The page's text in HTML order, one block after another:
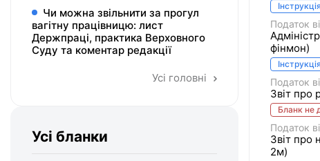
Податок
фінмон)
Податок
Звіт про
Бланк не
Податок
Звіт про
2м)
Чи можна звільнити за прогул
вагітну працівницю: лист
Держпраці, практика Верховного
Суду та коментар редакції
Усі головні
Усі бланки